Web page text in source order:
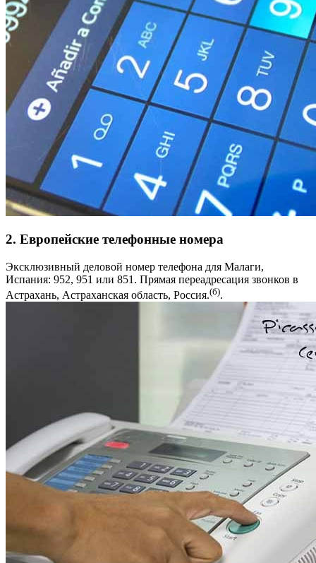
2. Европейские телефонные номера
Эксклюзивный деловой номер телефона для Малаги,
Испания: 952, 951 или 851. Прямая переадресация звонков в
Астрахань, Астраханская область, Россия.(б).